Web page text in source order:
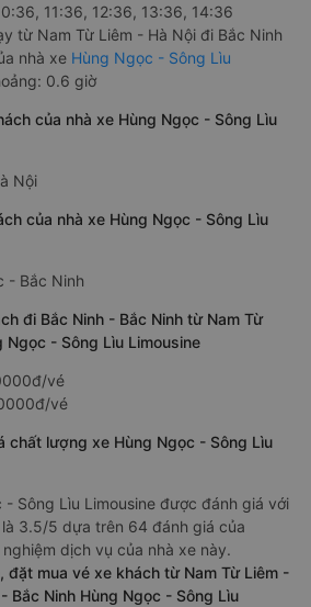
11:36, 12:36, 13:36, 14:36
từ Nam Từ Liêm - Hà Nội đi Bắc Ninh
nhà xe Hùng Ngọc - Sông Lìu
0.6 giờ
của nhà xe Hùng Ngọc - Sông Lìu
Nội
của nhà xe Hùng Ngọc - Sông Lìu
- Bắc Ninh
đi Bắc Ninh - Bắc Ninh từ Nam Từ
Ngọc - Sông Lìu Limousine
vé
vé
chất lượng xe Hùng Ngọc - Sông Lìu
- Sông Lìu Limousine được đánh giá với
3.5/5 dựa trên 64 đánh giá của
dịch vụ của nhà xe này.
đặt mua vé xe khách từ Nam Từ Liêm -
Bắc Ninh Hùng Ngọc - Sông Lìu